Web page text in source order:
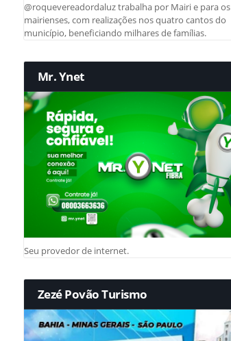
@roquevereadordaluz trabalha por Mairi e para os
mairienses, com realizações nos quatro cantos do
município, beneficiando milhares de famílias.
Mr. Ynet
Seu provedor de internet.
Zezé Povão Turismo